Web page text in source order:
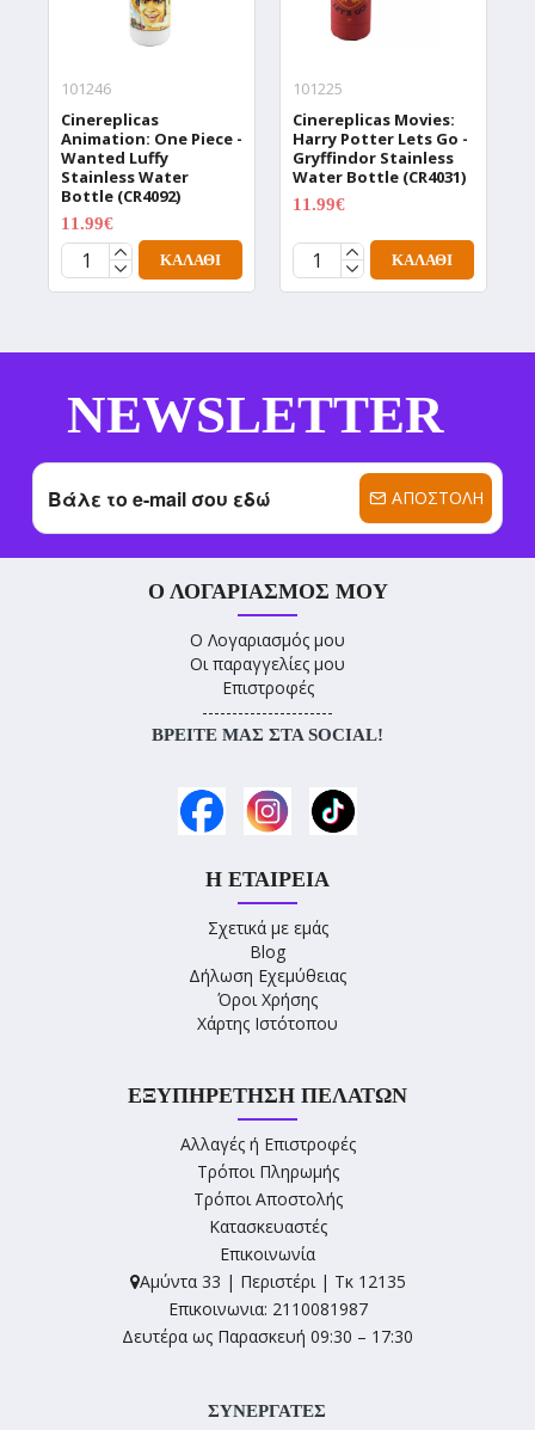
101246
Cinereplicas
Animation: One Piece -
Wanted Luffy
Stainless Water
Bottle (CR4092)
11.99€
ΚΑΛΆΘΙ
101225
Cinereplicas Movies:
Harry Potter Lets Go -
Gryffindor Stainless
Water Bottle (CR4031)
11.99€
ΚΑΛΆΘΙ
NEWSLETTER
ΑΠΟΣΤΟΛΉ
Ο ΛΟΓΑΡΙΑΣΜΌΣ ΜΟΥ
Ο Λογαριασμός μου
Οι παραγγελίες μου
Επιστροφές
----------------------
ΒΡΕΊΤΕ ΜΑΣ ΣΤΑ SOCIAL!
Η ΕΤΑΙΡΕΊΑ
Σχετικά με εμάς
Blog
Δήλωση Εχεμύθειας
Όροι Χρήσης
Χάρτης Ιστότοπου
ΕΞΥΠΗΡΈΤΗΣΗ ΠΕΛΑΤΏΝ
Αλλαγές ή Επιστροφές
Τρόποι Πληρωμής
Τρόποι Αποστολής
Κατασκευαστές
Επικοινωνία
Αμύντα 33 | Περιστέρι | Τκ 12135
Επικοινωνια: 2110081987
Δευτέρα ως Παρασκευή 09:30 – 17:30
ΣΥΝΕΡΓΑΤΕΣ